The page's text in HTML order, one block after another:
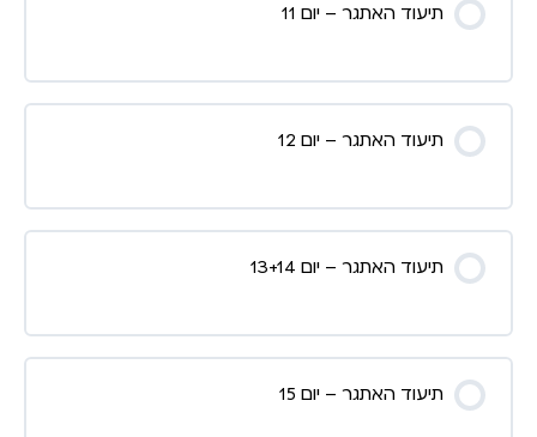
תיעוד האתגר – יום 11
תיעוד האתגר – יום 12
תיעוד האתגר – יום 13+14
תיעוד האתגר – יום 15